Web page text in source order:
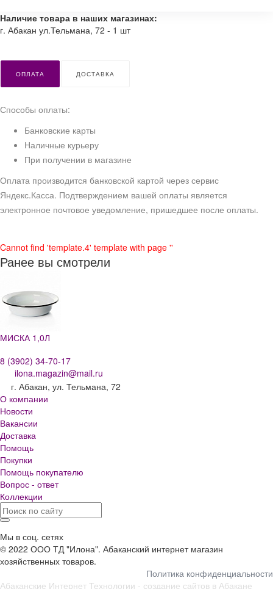
Наличие товара в наших магазинах:
г. Абакан ул.Тельмана, 72 - 1 шт
ОПЛАТА ДОСТАВКА
Способы оплаты:
Банковские карты
Наличные курьеру
При получении в магазине
Оплата производится банковской картой через сервис
Яндекс.Касса. Подтверждением вашей оплаты является
электронное почтовое уведомление, пришедшее после оплаты.
Cannot find 'template.4' template with page ''
Ранее вы смотрели
МИСКА 1,0Л
8 (3902) 34-70-17
ilona.magazin@mail.ru
г. Абакан, ул. Тельмана, 72
О компании
Новости
Вакансии
Доставка
Помощь
Покупки
Помощь покупателю
Вопрос - ответ
Коллекции
Мы в соц. сетях
© 2022 ООО ТД "Илона". Абаканский интернет магазин
хозяйственных товаров.
Политика конфиденциальности
Абаканские Интернет Технологии - создание сайтов в Абакане